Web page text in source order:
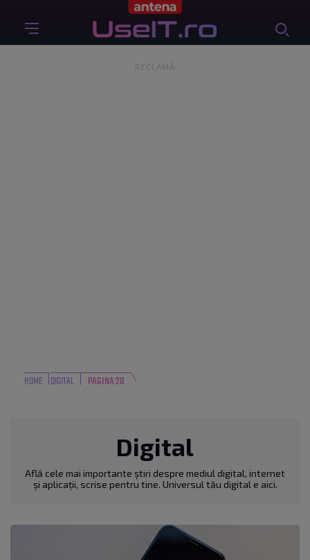
RECLAMĂ
HOME DIGITAL PAGINA 20
Digital
Află cele mai importante știri despre mediul digital, internet
și aplicații, scrise pentru tine. Universul tău digital e aici.